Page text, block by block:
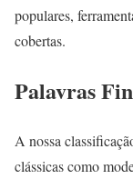
populares,
cobertas.
Palavras
A nossa
clássicas como